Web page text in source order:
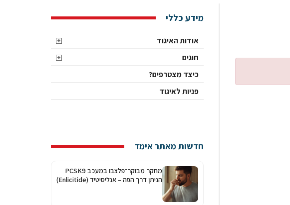
מידע כללי
אודות האיגוד
חוגים
כיצד מצטרפים?
פניות לאיגוד
חדשות מאתר אימד
מחקר מבוקר־פלצבו במעכב PCSK9
הניתן דרך הפה – אנליסיטיד (Enlicitide)